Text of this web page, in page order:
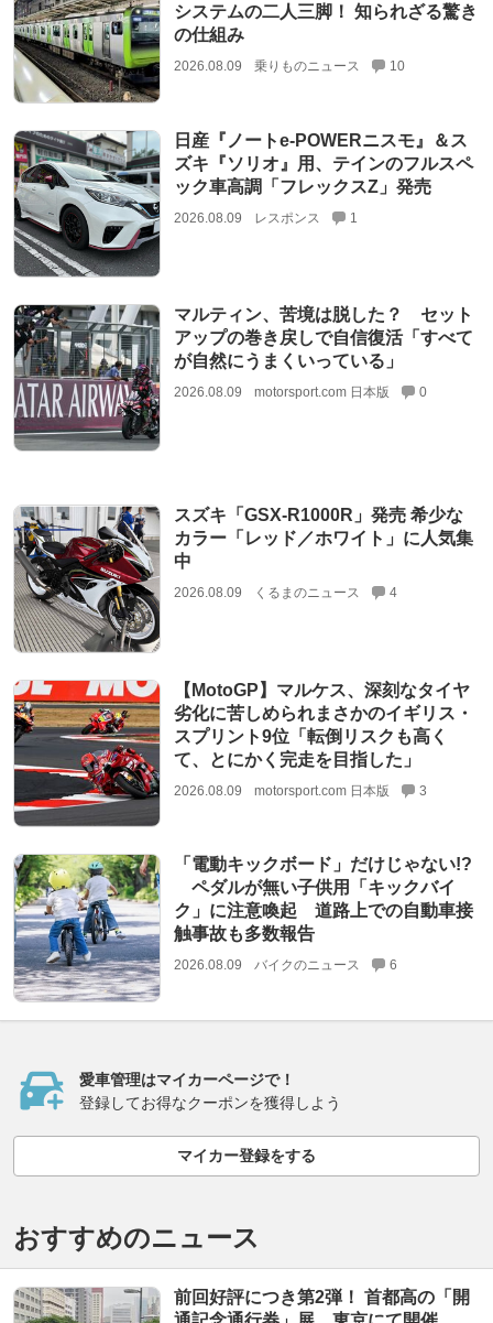
システムの二人三脚！ 知られざる驚き
の仕組み
2026.08.09 乗りものニュース 10
日産『ノートe-POWERニスモ』＆ス
ズキ『ソリオ』用、テインのフルスペ
ック車高調「フレックスZ」発売
2026.08.09 レスポンス 1
マルティン、苦境は脱した？ セット
アップの巻き戻しで自信復活「すべて
が自然にうまくいっている」
2026.08.09 motorsport.com 日本版 0
スズキ「GSX-R1000R」発売 希少な
カラー「レッド／ホワイト」に人気集
中
2026.08.09 くるまのニュース 4
【MotoGP】マルケス、深刻なタイヤ
劣化に苦しめられまさかのイギリス・
スプリント9位「転倒リスクも高く
て、とにかく完走を目指した」
2026.08.09 motorsport.com 日本版 3
「電動キックボード」だけじゃない!?
ペダルが無い子供用「キックバイ
ク」に注意喚起 道路上での自動車接
触事故も多数報告
2026.08.09 バイクのニュース 6
愛車管理はマイカーページで！
登録してお得なクーポンを獲得しよう
マイカー登録をする
おすすめのニュース
前回好評につき第2弾！ 首都高の「開